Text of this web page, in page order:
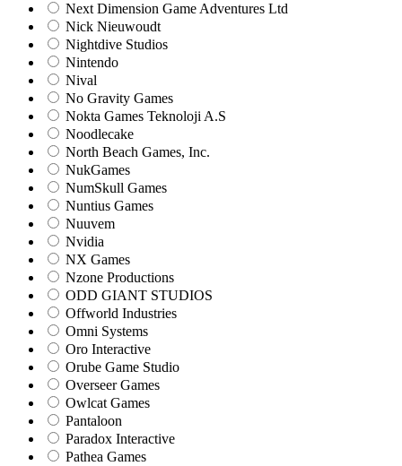
Next Dimension Game Adventures Ltd
Nick Nieuwoudt
Nightdive Studios
Nintendo
Nival
No Gravity Games
Nokta Games Teknoloji A.S
Noodlecake
North Beach Games, Inc.
NukGames
NumSkull Games
Nuntius Games
Nuuvem
Nvidia
NX Games
Nzone Productions
ODD GIANT STUDIOS
Offworld Industries
Omni Systems
Oro Interactive
Orube Game Studio
Overseer Games
Owlcat Games
Pantaloon
Paradox Interactive
Pathea Games